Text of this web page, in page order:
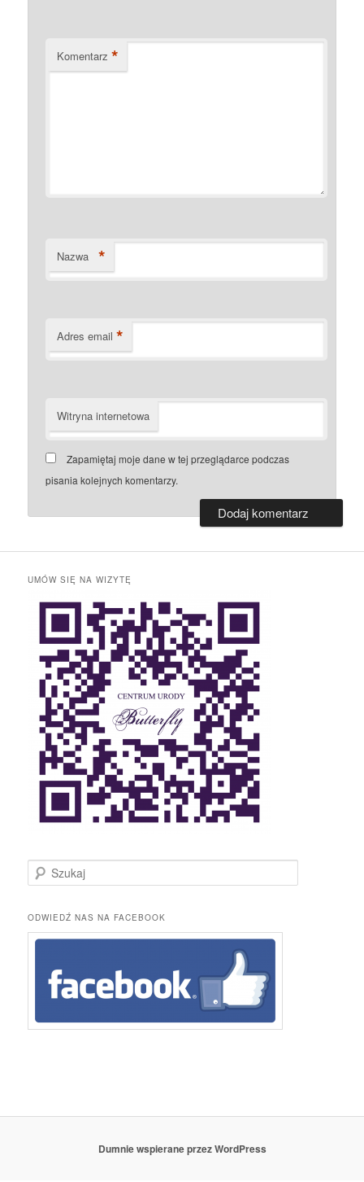
Komentarz *
Nazwa *
Adres email *
Witryna internetowa
Zapamiętaj moje dane w tej przeglądarce podczas
pisania kolejnych komentarzy.
UMÓW SIĘ NA WIZYTĘ
z
k
a
ODWIEDŹ NAS NA FACEBOOK
Dumnie wspierane przez WordPress